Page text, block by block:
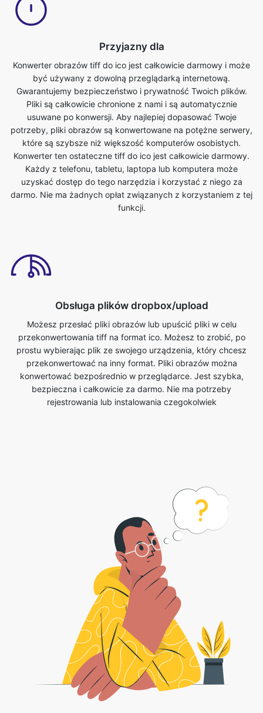
Konwerter obrazów tiff do ico jest całkowicie darmowy i może
być używany z dowolną przeglądarką internetową.
Gwarantujemy bezpieczeństwo i prywatność Twoich plików.
Pliki są całkowicie chronione z nami i są automatycznie
usuwane po konwersji. Aby najlepiej dopasować Twoje
potrzeby, pliki obrazów są konwertowane na potężne serwery,
które są szybsze niż większość komputerów osobistych.
Konwerter ten ostateczne tiff do ico jest całkowicie darmowy.
Każdy z telefonu, tabletu, laptopa lub komputera może
uzyskać dostęp do tego narzędzia i korzystać z niego za
darmo. Nie ma żadnych opłat związanych z korzystaniem z tej
funkcji.
Możesz przesłać pliki obrazów lub upuścić pliki w celu
prostu wybierając plik ze swojego urządzenia, który chcesz
przekonwertować na inny format. Pliki obrazów można
konwertować bezpośrednio w przeglądarce. Jest szybka,
bezpieczna i całkowicie za darmo. Nie ma potrzeby
rejestrowania lub instalowania czegokolwiek
Jak przekonwertować tiff na format